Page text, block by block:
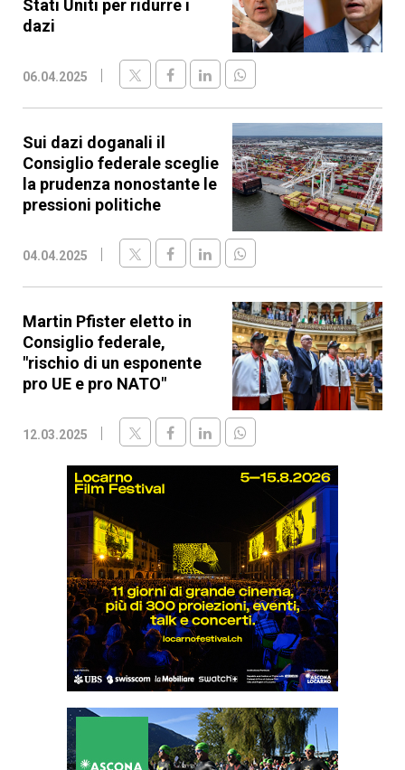
Stati Uniti per ridurre i
dazi
06.04.2025
Sui dazi doganali il
Consiglio federale sceglie
la prudenza nonostante le
pressioni politiche
04.04.2025
Martin Pfister eletto in
Consiglio federale,
"rischio di un esponente
pro UE e pro NATO"
12.03.2025